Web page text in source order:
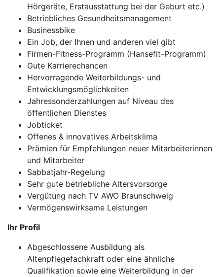
Hörgeräte, Erstausstattung bei der Geburt etc.)
Betriebliches Gesundheitsmanagement
Businessbike
Ein Job, der Ihnen und anderen viel gibt
Firmen-Fitness-Programm (Hansefit-Programm)
Gute Karrierechancen
Hervorragende Weiterbildungs- und
Entwicklungsmöglichkeiten
Jahressonderzahlungen auf Niveau des
öffentlichen Dienstes
Jobticket
Offenes & innovatives Arbeitsklima
Prämien für Empfehlungen neuer Mitarbeiterinnen
und Mitarbeiter
Sabbatjahr-Regelung
Sehr gute betriebliche Altersvorsorge
Vergütung nach TV AWO Braunschweig
Vermögenswirksame Leistungen
Ihr Profil
Abgeschlossene Ausbildung als
Altenpflegefachkraft oder eine ähnliche
Qualifikation sowie eine Weiterbildung in der